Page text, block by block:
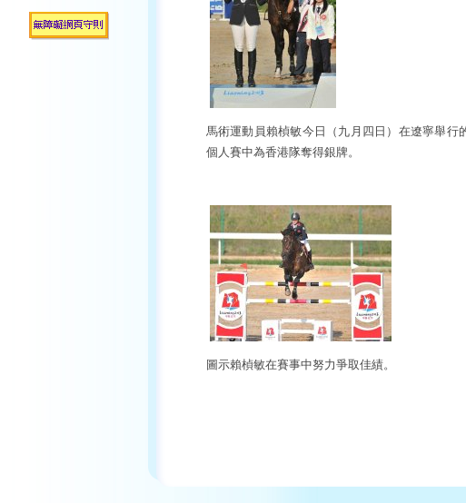
馬術運動員賴楨敏今日（九月四日）在遼寧舉行
個人賽中為香港隊奪得銀牌。
圖示賴楨敏在賽事中努力爭取佳績。